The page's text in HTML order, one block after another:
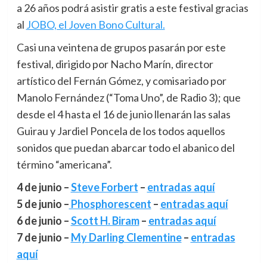
a 26 años podrá asistir gratis a este festival gracias
al JOBO, el Joven Bono Cultural.
Casi una veintena de grupos pasarán por este
festival, dirigido por Nacho Marín, director
artístico del Fernán Gómez, y comisariado por
Manolo Fernández (“Toma Uno”, de Radio 3); que
desde el 4 hasta el 16 de junio llenarán las salas
Guirau y Jardiel Poncela de los todos aquellos
sonidos que puedan abarcar todo el abanico del
término “americana”.
4 de junio –Steve Forbert – entradas aquí
5 de junio – Phosphorescent – entradas aquí
6 de junio –Scott H. Biram– entradas aquí
7 de junio – My Darling Clementine– entradas
aquí